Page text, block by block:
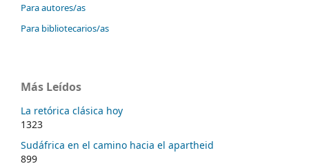
Para autores/as
Para bibliotecarios/as
Más Leídos
La retórica clásica hoy
1323
Sudáfrica en el camino hacia el apartheid
899